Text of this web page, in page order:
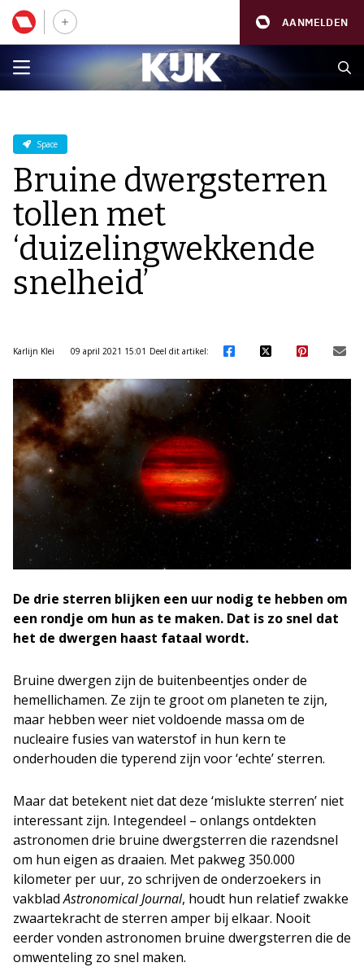
AANMELDEN
Space
Bruine dwergsterren
tollen met
‘duizelingwekkende
snelheid’
Karlijn Klei 09 april 2021 15:01 Deel dit artikel:
De drie sterren blijken een uur nodig te hebben om
een rondje om hun as te maken. Dat is zo snel dat
het de dwergen haast fataal wordt.
Bruine dwergen zijn de buitenbeentjes onder de
hemellichamen. Ze zijn te groot om planeten te zijn,
maar hebben weer niet voldoende massa om de
nucleaire fusies van waterstof in hun kern te
onderhouden die typerend zijn voor ‘echte’ sterren.
Maar dat betekent niet dat deze ‘mislukte sterren’ niet
interessant zijn. Integendeel – onlangs ontdekten
astronomen drie bruine dwergsterren die razendsnel
om hun eigen as draaien. Met pakweg 350.000
kilometer per uur, zo schrijven de onderzoekers in
vakbladAstronomical Journal, houdt hun relatief zwakke
zwaartekracht de sterren amper bij elkaar. Nooit
eerder vonden astronomen bruine dwergsterren die de
omwenteling zo snel maken.